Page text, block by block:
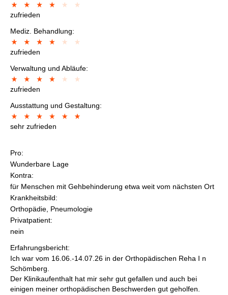
zufrieden
Mediz. Behandlung:
zufrieden
Verwaltung und Abläufe:
zufrieden
Ausstattung und Gestaltung:
sehr zufrieden
Pro:
Wunderbare Lage
Kontra:
für Menschen mit Gehbehinderung etwa weit vom nächsten Ort
Krankheitsbild:
Orthopädie, Pneumologie
Privatpatient:
nein
Erfahrungsbericht:
Ich war vom 16.06.-14.07.26 in der Orthopädischen Reha I n
Schömberg.
Der Klinikaufenthalt hat mir sehr gut gefallen und auch bei
einigen meiner orthopädischen Beschwerden gut geholfen.